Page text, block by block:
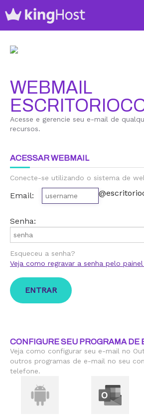
WEBMAIL
Acesse e gerencie seu e-mail de
recursos.
ACESSAR WEBMAIL
Conecte-se utilizando o sistema de
Email:
Senha:
Esqueceu a senha?
Veja como regravar a senha pelo
CONFIGURE SEU PROGRAMA DE
Veja como configurar seu e-mail no
outros programas de e-mail no seu
telefone.